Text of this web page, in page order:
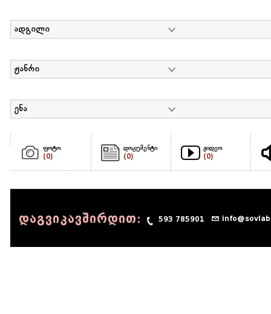
ადგილი
ჟანრი
ენა
ფოტო
(0)
დოკუმენტი
(0)
ვიდეო
(0)
დაგვიკავშირდით: 593 785901